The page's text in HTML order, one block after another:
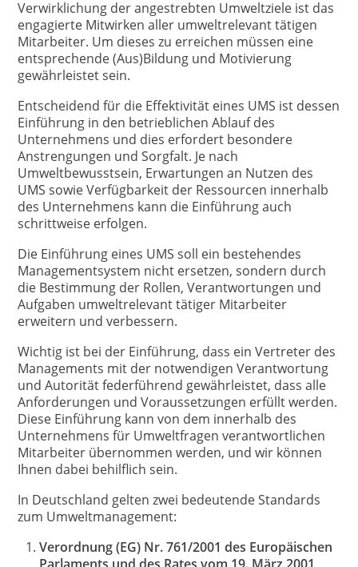
Verwirklichung der angestrebten Umweltziele ist das
engagierte Mitwirken aller umweltrelevant tätigen
Mitarbeiter. Um dieses zu erreichen müssen eine
entsprechende (Aus)Bildung und Motivierung
gewährleistet sein.
Entscheidend für die Effektivität eines UMS ist dessen
Einführung in den betrieblichen Ablauf des
Unternehmens und dies erfordert besondere
Anstrengungen und Sorgfalt. Je nach
Umweltbewusstsein, Erwartungen an Nutzen des
UMS sowie Verfügbarkeit der Ressourcen innerhalb
des Unternehmens kann die Einführung auch
schrittweise erfolgen.
Die Einführung eines UMS soll ein bestehendes
Managementsystem nicht ersetzen, sondern durch
die Bestimmung der Rollen, Verantwortungen und
Aufgaben umweltrelevant tätiger Mitarbeiter
erweitern und verbessern.
Wichtig ist bei der Einführung, dass ein Vertreter des
Managements mit der notwendigen Verantwortung
und Autorität federführend gewährleistet, dass alle
Anforderungen und Voraussetzungen erfüllt werden.
Diese Einführung kann von dem innerhalb des
Unternehmens für Umweltfragen verantwortlichen
Mitarbeiter übernommen werden, und wir können
Ihnen dabei behilflich sein.
In Deutschland gelten zwei bedeutende Standards
zum Umweltmanagement:
Verordnung (EG) Nr. 761/2001 des Europäischen